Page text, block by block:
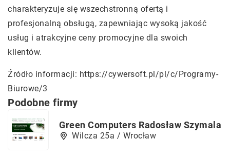
charakteryzuje się wszechstronną ofertą i
profesjonalną obsługą, zapewniając wysoką jakość
usług i atrakcyjne ceny promocyjne dla swoich
klientów.
Źródło informacji: https://cywersoft.pl/pl/c/Programy-
Biurowe/3
Podobne firmy
Green Computers Radosław Szymala
Wilcza 25a / Wrocław